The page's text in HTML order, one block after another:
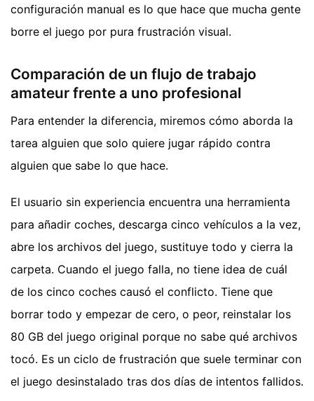
configuración manual es lo que hace que mucha gente
borre el juego por pura frustración visual.
Comparación de un flujo de trabajo
amateur frente a uno profesional
Para entender la diferencia, miremos cómo aborda la
tarea alguien que solo quiere jugar rápido contra
alguien que sabe lo que hace.
El usuario sin experiencia encuentra una herramienta
para añadir coches, descarga cinco vehículos a la vez,
abre los archivos del juego, sustituye todo y cierra la
carpeta. Cuando el juego falla, no tiene idea de cuál
de los cinco coches causó el conflicto. Tiene que
borrar todo y empezar de cero, o peor, reinstalar los
80 GB del juego original porque no sabe qué archivos
tocó. Es un ciclo de frustración que suele terminar con
el juego desinstalado tras dos días de intentos fallidos.